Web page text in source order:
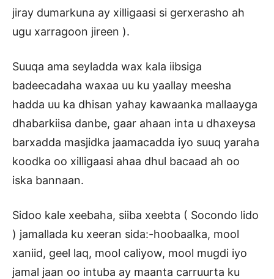
jiray dumarkuna ay xilligaasi si gerxerasho ah
ugu xarragoon jireen ).
Suuqa ama seyladda wax kala iibsiga
badeecadaha waxaa uu ku yaallay meesha
hadda uu ka dhisan yahay kawaanka mallaayga
dhabarkiisa danbe, gaar ahaan inta u dhaxeysa
barxadda masjidka jaamacadda iyo suuq yaraha
koodka oo xilligaasi ahaa dhul bacaad ah oo
iska bannaan.
Sidoo kale xeebaha, siiba xeebta ( Socondo lido
) jamallada ku xeeran sida:-hoobaalka, mool
xaniid, geel laq, mool caliyow, mool mugdi iyo
jamal jaan oo intuba ay maanta carruurta ku